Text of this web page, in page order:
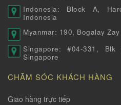
Indonesia: Block A,
Indonesia
Myanmar: 190, Bogalay
Singapore: #04-331,
Singapore
CHĂM SÓC KHÁCH HÀNG
Giao hàng trực tiếp